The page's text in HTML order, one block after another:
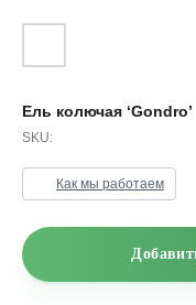
Ель колючая ‘Gondro’
SKU:
Как мы работаем